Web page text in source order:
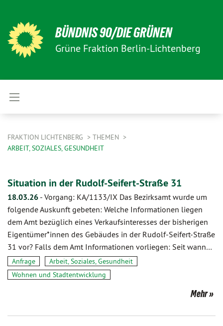
BÜNDNIS 90/DIE GRÜNEN
Grüne Fraktion Berlin-Lichtenberg
FRAKTION LICHTENBERG
THEMEN
ARBEIT, SOZIALES, GESUNDHEIT
Situation in der Rudolf-Seifert-Straße 31
18.03.26 - Vorgang: KA/1133/IX Das Bezirksamt wurde um
folgende Auskunft gebeten: Welche Informationen liegen
dem Amt bezüglich eines Verkaufsinteresses der bisherigen
Eigentümer*innen des Gebäudes in der Rudolf-Seifert-Straße
31 vor? Falls dem Amt Informationen vorliegen: Seit wann…
Anfrage
Arbeit, Soziales, Gesundheit
Wohnen und Stadtentwicklung
Mehr